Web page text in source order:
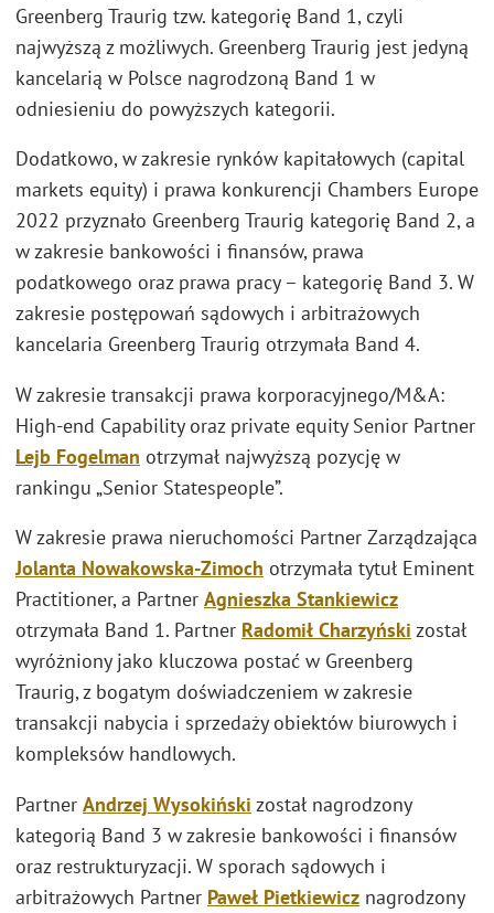
Greenberg Traurig tzw. kategorię Band 1, czyli
najwyższą z możliwych. Greenberg Traurig jest jedyną
kancelarią w Polsce nagrodzoną Band 1 w
odniesieniu do powyższych kategorii.
Dodatkowo, w zakresie rynków kapitałowych (capital
markets equity) i prawa konkurencji Chambers Europe
2022 przyznało Greenberg Traurig kategorię Band 2, a
w zakresie bankowości i finansów, prawa
podatkowego oraz prawa pracy – kategorię Band 3. W
zakresie postępowań sądowych i arbitrażowych
kancelaria Greenberg Traurig otrzymała Band 4.
W zakresie transakcji prawa korporacyjnego/M&A:
High-end Capability oraz private equity Senior Partner
Lejb Fogelman otrzymał najwyższą pozycję w
rankingu „Senior Statespeople”.
W zakresie prawa nieruchomości Partner Zarządzająca
Jolanta Nowakowska-Zimoch otrzymała tytuł Eminent
Practitioner, a Partner Agnieszka Stankiewicz
otrzymała Band 1. Partner Radomił Charzyński został
wyróżniony jako kluczowa postać w Greenberg
Traurig, z bogatym doświadczeniem w zakresie
transakcji nabycia i sprzedaży obiektów biurowych i
kompleksów handlowych.
Partner Andrzej Wysokiński został nagrodzony
kategorią Band 3 w zakresie bankowości i finansów
oraz restrukturyzacji. W sporach sądowych i
arbitrażowych Partner Paweł Pietkiewicz nagrodzony